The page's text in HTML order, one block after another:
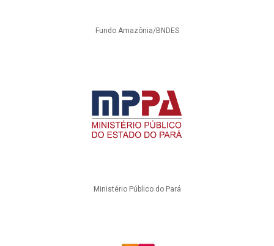
Fundo Amazônia/BNDES
Ministério Público do Pará